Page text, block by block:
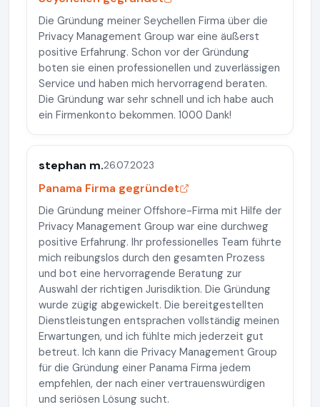
Die Gründung meiner Seychellen Firma über die
Privacy Management Group war eine äußerst
positive Erfahrung. Schon vor der Gründung
boten sie einen professionellen und zuverlässigen
Service und haben mich hervorragend beraten.
Die Gründung war sehr schnell und ich habe auch
ein Firmenkonto bekommen. 1000 Dank!
stephan m.26.07.2023
Panama Firma gegründet
Die Gründung meiner Offshore-Firma mit Hilfe der
Privacy Management Group war eine durchweg
positive Erfahrung. Ihr professionelles Team führte
mich reibungslos durch den gesamten Prozess
und bot eine hervorragende Beratung zur
Auswahl der richtigen Jurisdiktion. Die Gründung
wurde zügig abgewickelt. Die bereitgestellten
Dienstleistungen entsprachen vollständig meinen
Erwartungen, und ich fühlte mich jederzeit gut
betreut. Ich kann die Privacy Management Group
für die Gründung einer Panama Firma jedem
empfehlen, der nach einer vertrauenswürdigen
und seriösen Lösung sucht.